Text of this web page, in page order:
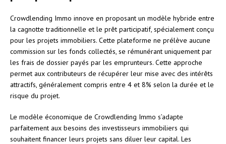
Crowdlending Immo innove en proposant un modèle hybride entre
la cagnotte traditionnelle et le prêt participatif, spécialement conçu
pour les projets immobiliers. Cette plateforme ne prélève aucune
commission sur les fonds collectés, se rémunérant uniquement par
les frais de dossier payés par les emprunteurs. Cette approche
permet aux contributeurs de récupérer leur mise avec des intérêts
attractifs, généralement compris entre 4 et 8% selon la durée et le
risque du projet.
Le modèle économique de Crowdlending Immo s’adapte
parfaitement aux besoins des investisseurs immobiliers qui
souhaitent financer leurs projets sans diluer leur capital. Les